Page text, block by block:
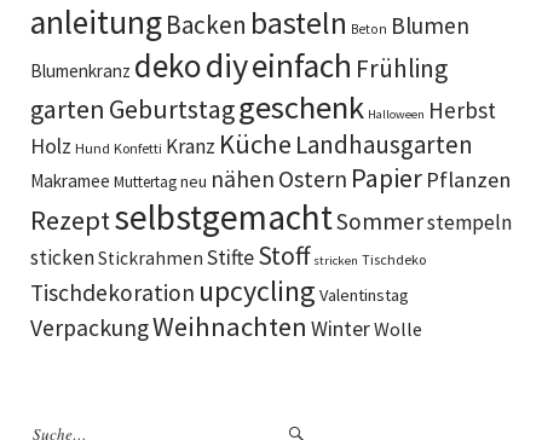
anleitungBacken basteln Beton Blumen
Blumenkranz dekodiyeinfach Frühling
garten Geburtstaggeschenk Halloween Herbst
Holz Hund Konfetti Kranz Küche Landhausgarten
Makramee Muttertagneu nähen Ostern Papier Pflanzen
RezeptselbstgemachtSommerstempeln
stickenStickrahmen StifteStoff stricken Tischdeko
Tischdekoration upcycling Valentinstag
VerpackungWeihnachten WinterWolle